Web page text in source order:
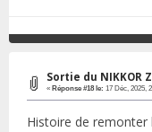
Sortie du NIKKOR
« Réponse #18 le: 17 Déc, 2025,
Histoire de remonter